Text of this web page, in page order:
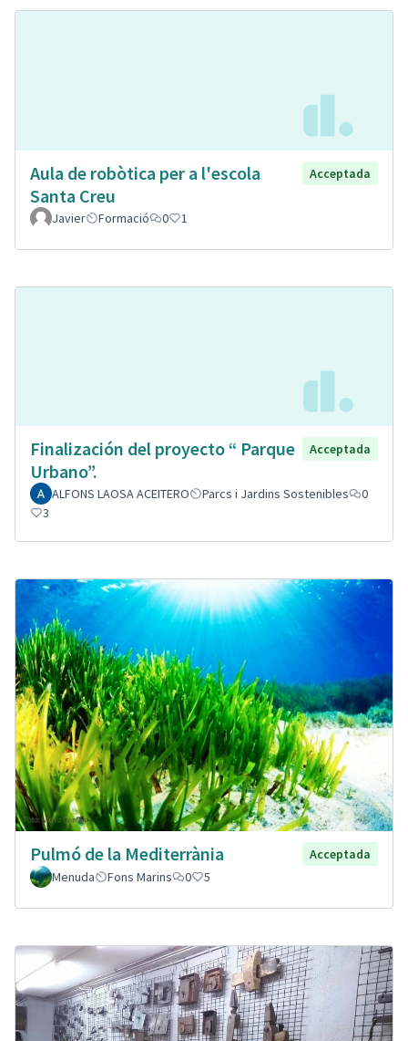
Aula de robòtica per a l'escola
Santa Creu
Acceptada
Javier Formació 0 1
Finalización del proyecto “ Parque
Urbano”.
Acceptada
ALFONS LAOSA ACEITERO Parcs i Jardins Sostenibles
0
3
Pulmó de la Mediterrània
Acceptada
Menuda
Fons Marins 0 5